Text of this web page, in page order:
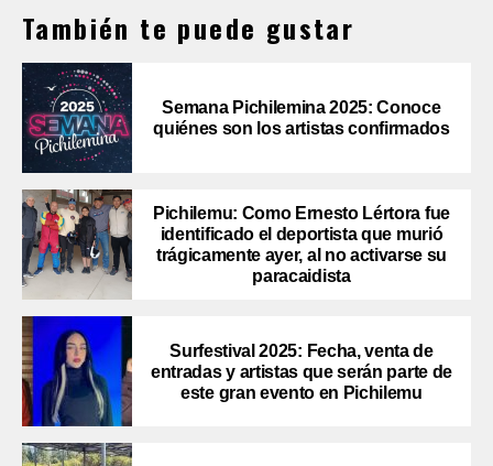
También te puede gustar
Semana Pichilemina 2025: Conoce
quiénes son los artistas confirmados
Pichilemu: Como Ernesto Lértora fue
identificado el deportista que murió
trágicamente ayer, al no activarse su
paracaidista
Surfestival 2025: Fecha, venta de
entradas y artistas que serán parte de
este gran evento en Pichilemu